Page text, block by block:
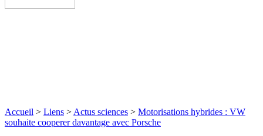
Accueil > Liens > Actus sciences > Motorisations hybrides : VW
souhaite cooperer davantage avec Porsche